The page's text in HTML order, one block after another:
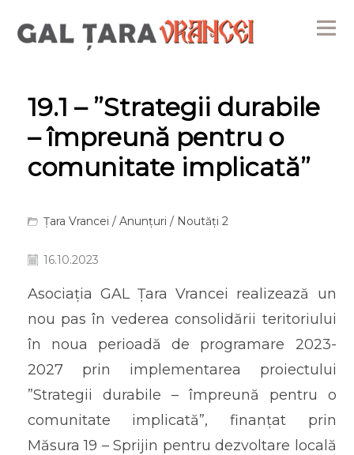
19.1 – ”Strategii durabile
– împreună pentru o
comunitate implicată”
Țara Vrancei / Anunțuri / Noutăți 2
16.10.2023
Asociația GAL Țara Vrancei realizează un
nou pas în vederea consolidării teritoriului
în noua perioadă de programare 2023-
2027 prin implementarea proiectului
”Strategii durabile – împreună pentru o
comunitate implicată”, finanțat prin
Măsura 19 – Sprijin pentru dezvoltare locală